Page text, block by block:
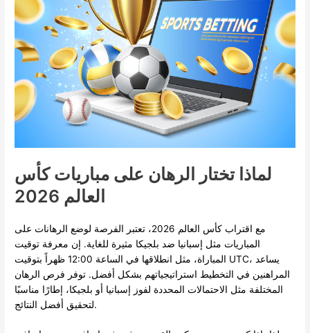
لماذا تختار الرهان على مباريات كأس
العالم 2026
مع اقتراب كأس العالم 2026، تعتبر الفرصة لوضع الرهانات على
المباريات مثل إسبانيا ضد بلجيكا مثيرة للغاية. إن معرفة توقيت
المباراة، مثل انطلاقها في الساعة 12:00 ظهراً بتوقيت UTC، يساعد
المراهنين في التخطيط استراتيجياتهم بشكل أفضل. توفر فرص الرهان
المختلفة مثل الاحتمالات المحددة لفوز إسبانيا أو بلجيكا، إطارًا مناسبًا
لتحقيق أفضل النتائج.